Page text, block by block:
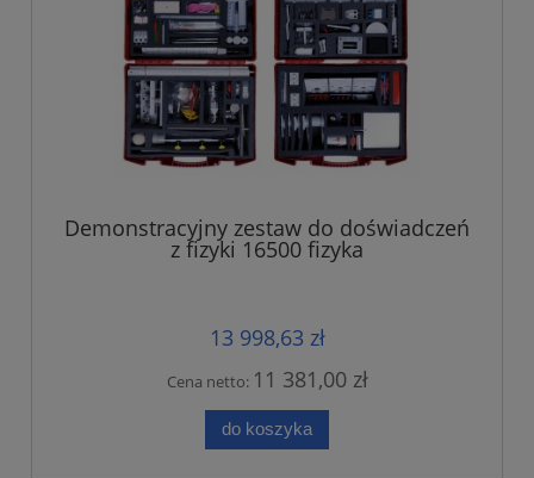
Demonstracyjny zestaw do doświadczeń
z fizyki 16500 fizyka
13 998,63 zł
Cena netto: 11 381,00 zł
do koszyka